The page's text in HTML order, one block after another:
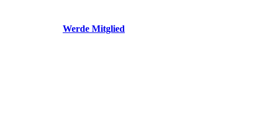
Werde Mitglied